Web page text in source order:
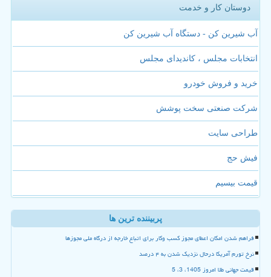
دوستان کار و خدمت
آب شیرین کن - دستگاه آب شیرین کن
انتخابات مجلس ، کاندیدای مجلس
خرید و فروش خودرو
شرکت صنعتی سخت پوشش
طراحی سایت
فیش حج
قیمت بیسیم
پربیننده ترین ها
فراهم شدن امکان اعطای مجوز کسب وکار برای اتباع خارجه از درگاه ملی مجوزها
نرخ تورم آمریکا درحال نزدیک شدن به ۴ درصد
قیمت جهانی طلا امروز 1405، 3، 5